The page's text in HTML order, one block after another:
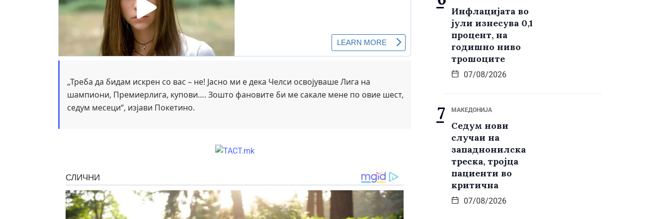
„Треба да бидам искрен со вас – не! Јасно ми е дека Челси освојуваше Лига на
шампиони, Премиерлига, купови…. Зошто фановите би ме сакале мене по овие шест,
седум месеци“, изјави Покетино.
Инфлацијата во
јули изнесува 0,1
процент, на
годишно ниво
трошоците
07/08/2026
МАКЕДОНИЈА
Седум нови
случаи на
западнонилска
треска, тројца
пациенти во
критична
07/08/2026